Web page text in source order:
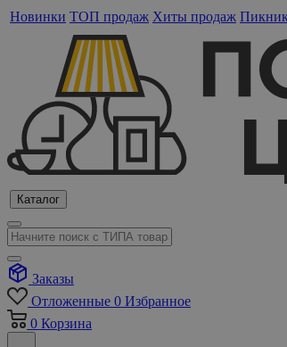
Новинки ТОП продаж Хиты продаж Пикник
Каталог
Заказы
Отложенные 0 Избранное
0 Корзина